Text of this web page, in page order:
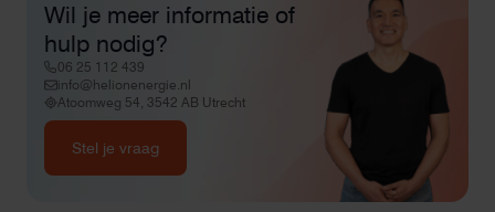
Wil je meer informatie of
hulp nodig?
06 25 112 439
info@helionenergie.nl
Atoomweg 54, 3542 AB Utrecht
Stel je vraag